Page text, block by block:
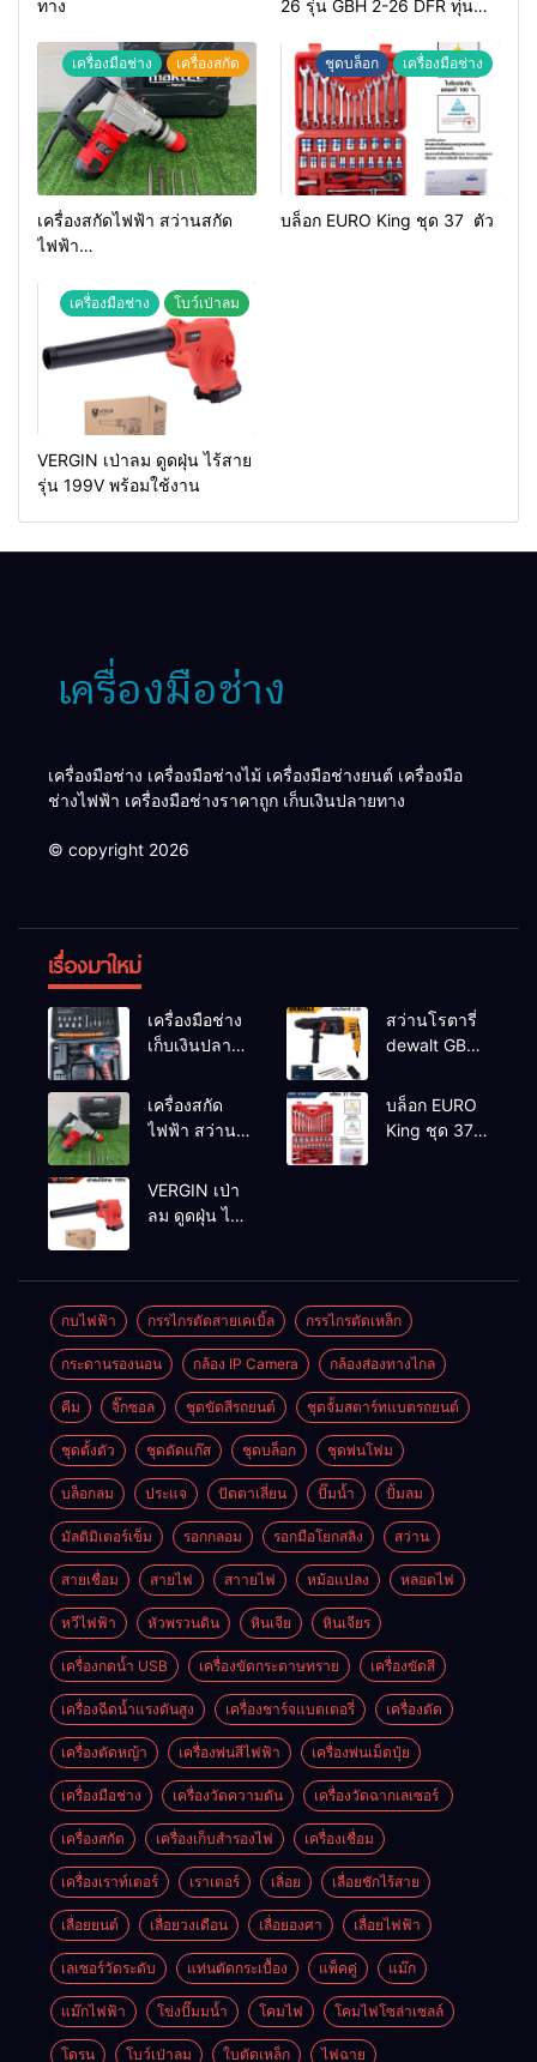
ทาง
26 รุ่น GBH 2-26 DFR ทุ่น
เครื่องมือช่าง เครื่องสกัด
เครื่องสกัดไฟฟ้า สว่านสกัด
ไฟฟ้า
ชุดบล็อก เครื่องมือช่าง
บล็อก EURO King ชุด 37 ตัว
เครื่องมือช่าง โบว์เป่าลม
VERGIN เป่าลม ดูดฝุ่น ไร้สาย
รุ่น 199V พร้อมใช้งาน
เครื่องมือช่าง เครื่องมือช่างไม้ เครื่องมือช่างยนต์ เครื่องมือ
ช่างไฟฟ้า เครื่องมือช่างราคาถูก เก็บเงินปลายทาง
© copyright 2026
เรื่องมาใหม่
เครื่องมือช่าง
เก็บเงินปลาย
สว่านโรตารี่
dewalt GBH
2-26 DFR ทุ่น
ทองแดงแท้
100%
เครื่องสกัด
ไฟฟ้า สว่าน
MAKTEC รุ่น MT2926A
บล็อก EURO
King ชุด 37
VERGIN เป่า
ลม ดูดฝุ่น ไร้
กบไฟฟ้า กรรไกรตัดสายเคเบิ้ล กรรไกรตัดเหล็ก
กระดานรองนอน กล้อง IP Camera กล้องส่องทางไกล
คีม จิ๊กซอล ชุดขัดสีรถยนต์​ ชุดจั้มสตาร์ทแบตรถยนต์
ชุดตั้งตัว ชุดตัดแก๊ส ชุดบล็อก ชุดพ่นโฟม
บล็อกลม ประแจ ปัตตาเลี่ยน ปั๊มน้ำ ปั้มลม
มัลติมิเตอร์เข็ม รอกกลอม รอกมือโยกสลิง สว่าน
สายเชื่อม สายไฟ สาายไฟ หม้อแปลง หลอดไฟ
หวีไฟฟ้า หัวพรวนดิน หินเจีย หินเจียร
เครื่องกดน้ำ USB เครื่องขัดกระดาษทราย เครื่องขัดสี
เครื่องฉีดน้ำแรงดันสูง เครื่องชาร์จแบตเตอรี่ เครื่องตัด
เครื่องตัดหญ้า เครื่องพ่นสีไฟฟ้า เครื่องพ่นเม็ดปุ๋ย
เครื่องมือช่าง เครื่องวัดความดัน เครื่องวัดฉากเลเซอร์
เครื่องสกัด เครื่องเก็บสํารองไฟ เครื่องเชื่อม
เครื่องเราท์เตอร์ เราเตอร์ เลิ่อย เลื่อยชักไร้สาย
เลื่อยยนต์ เลื่อยวงเดือน เลื่อยองศา เลื่อยไฟฟ้า
เลเซอร์วัดระดับ แท่นตัดกระเบื้อง แพ็คคู่ แม๊ก
แม๊กไฟฟ้า โข่งปั๊มมน้ำ โคมไฟ โคมไฟโซล่าเซลล์
โดรน โบว์เป่าลม ใบตัดเหล็ก ไฟฉาย